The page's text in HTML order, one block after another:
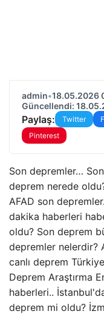
admin•18.05.2026
Güncellendi:
Paylaş: Twitter
Pinterest
Son depremler…
deprem nerede
AFAD son
dakika haberleri
oldu? Son deprem
depremler nelerdir?
canlı deprem
Deprem Araştırma
haberleri..
deprem mi oldu?